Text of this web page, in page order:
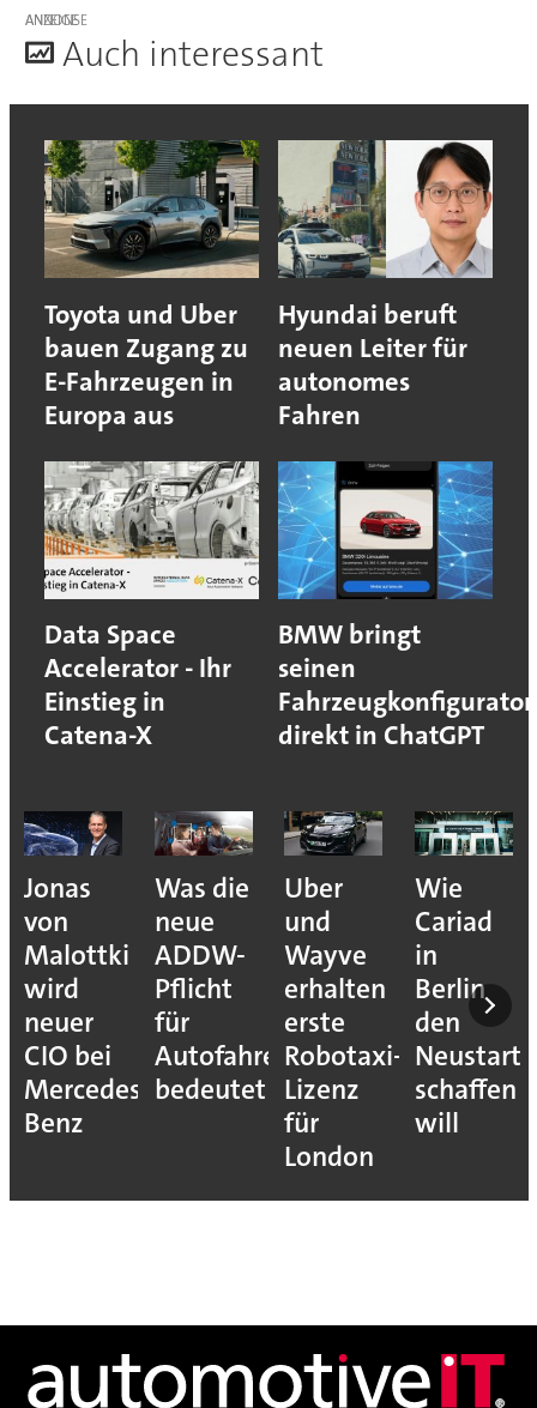
ANZEIGE
Auch interessant
Toyota und Uber
bauen Zugang zu
E-Fahrzeugen in
Europa aus
Hyundai beruft
neuen Leiter für
autonomes
Fahren
Data Space
Accelerator - Ihr
Einstieg in
Catena-X
BMW bringt
seinen
Fahrzeugkonfigurator
direkt in ChatGPT
Jonas
von
Malottki
wird
neuer
CIO bei
Mercedes-
Benz
Was die
neue
ADDW-
Pflicht
für
Autofahrer
bedeutet
Uber
und
Wayve
erhalten
erste
Robotaxi-
Lizenz
für
London
Wie
Cariad
in
Berlin
den
Neustart
schaffen
will